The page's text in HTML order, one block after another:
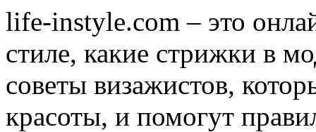
life-instyle.com – это
стиле, какие стрижки в
советы визажистов,
красоты, и помогут